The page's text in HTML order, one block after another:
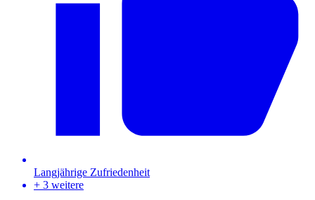
Langjährige Zufriedenheit
+ 3 weitere